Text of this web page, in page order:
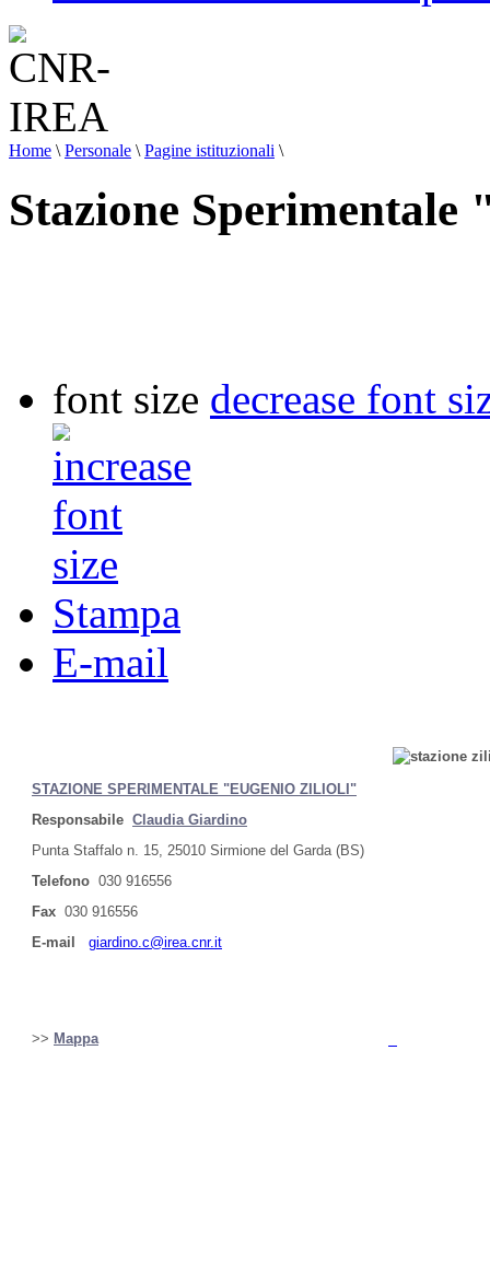
Home \ Personale \ Pagine istituzionali \
Stazione
font size decrease font
Stampa
E-mail
STAZIONE SPERIMENTALE "EUGENIO ZILIOLI"
Responsabile Claudia Giardino
Punta Staffalo n. 15, 25010 Sirmione del Garda (BS)
Telefono 030 916556
Fax 030 916556
E-mail
giardino.c@irea.cnr.it
>> Mappa